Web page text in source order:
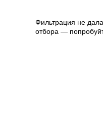
Фильтрация не
отбора —